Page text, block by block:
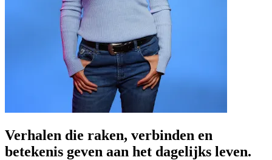
Verhalen die raken, verbinden en
betekenis geven aan het dagelijks leven.